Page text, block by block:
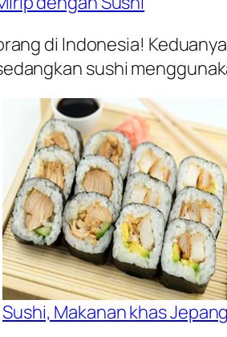
di Indonesia!
sushi
Sushi, Makanan khas Jepang